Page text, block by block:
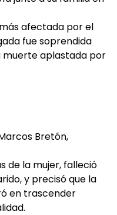
afectada por el
fue soprendida
muerte aplastada por
Bretón,
de la mujer, falleció
y precisó que la
en trascender